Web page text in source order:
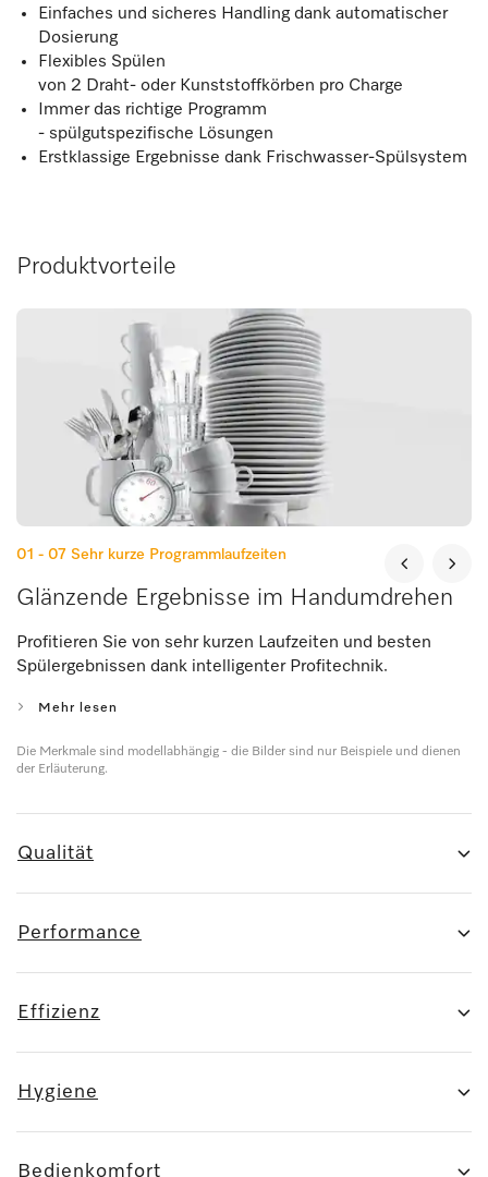
Einfaches und sicheres Handling dank automatischer
Dosierung
Flexibles Spülen
von 2 Draht- oder Kunststoffkörben pro Charge
Immer das richtige Programm
- spülgutspezifische Lösungen
Erstklassige Ergebnisse dank Frischwasser-Spülsystem
Produktvorteile
01 - 07 Sehr kurze Programmlaufzeiten
Glänzende Ergebnisse im Handumdrehen
Profitieren Sie von sehr kurzen Laufzeiten und besten
Spülergebnissen dank intelligenter Profitechnik.
Mehr lesen
Die Merkmale sind modellabhängig - die Bilder sind nur Beispiele und dienen
der Erläuterung.
Qualität
Performance
Effizienz
Hygiene
Bedienkomfort